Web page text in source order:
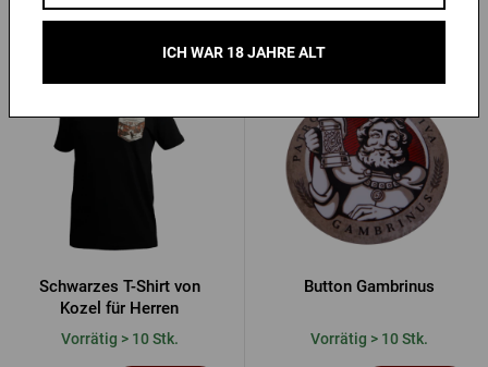
15,29 € 11,07 €
Schwarzes T-Shirt von
Kozel für Herren
Vorrätig > 10 Stk.
Button Gambrinus
Vorrätig > 10 Stk.
ICH WAR 18 JAHRE ALT